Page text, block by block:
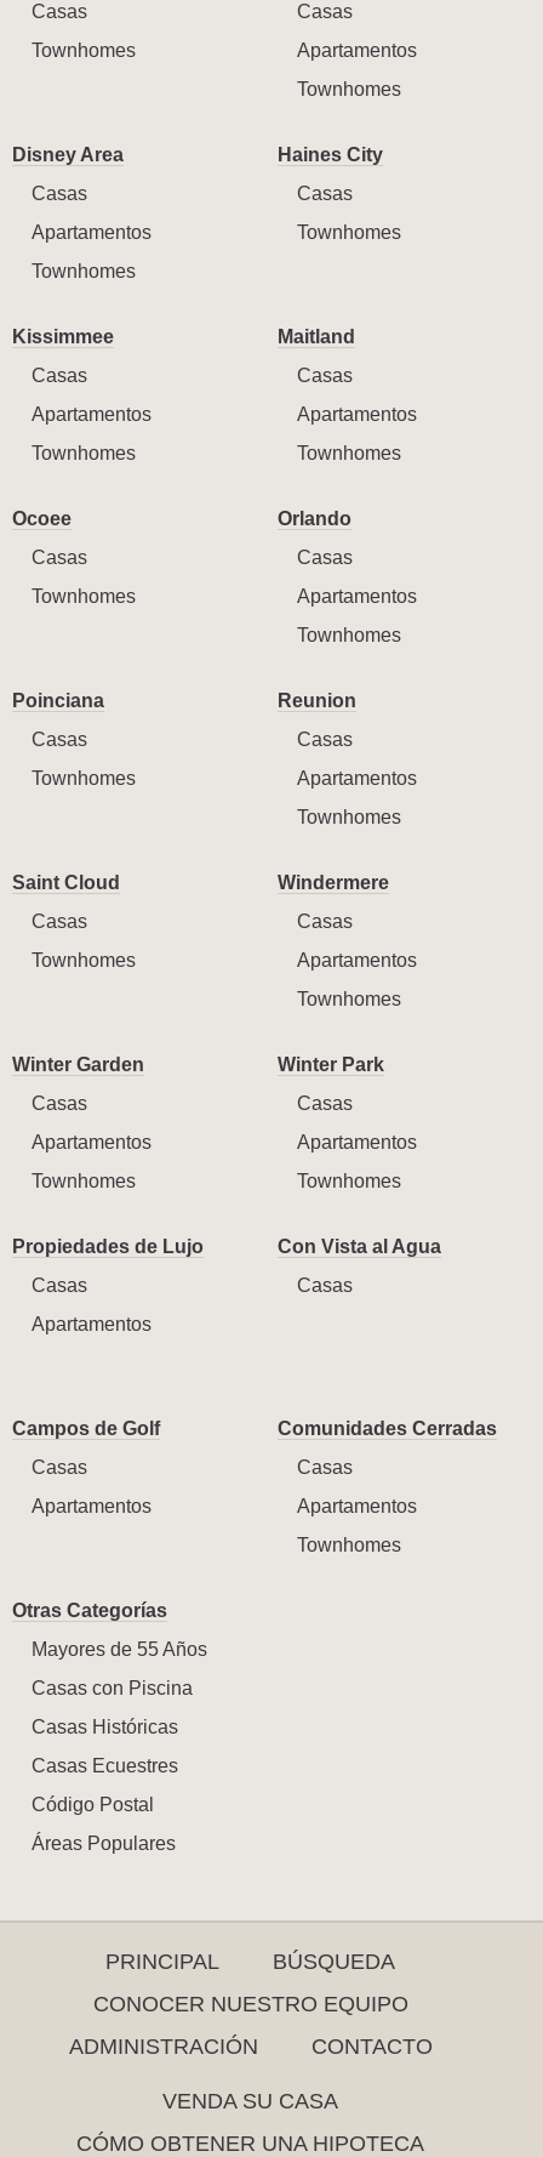
Casas
Townhomes
Casas
Apartamentos
Townhomes
Disney Area
Casas
Apartamentos
Townhomes
Haines City
Casas
Townhomes
Kissimmee
Casas
Apartamentos
Townhomes
Maitland
Casas
Apartamentos
Townhomes
Ocoee
Casas
Townhomes
Orlando
Casas
Apartamentos
Townhomes
Poinciana
Casas
Townhomes
Reunion
Casas
Apartamentos
Townhomes
Saint Cloud
Casas
Townhomes
Windermere
Casas
Apartamentos
Townhomes
Winter Garden
Casas
Apartamentos
Townhomes
Winter Park
Casas
Apartamentos
Townhomes
Propiedades de Lujo
Casas
Apartamentos
Con Vista al Agua
Casas
Campos de Golf
Casas
Apartamentos
Comunidades Cerradas
Casas
Apartamentos
Townhomes
Otras Categorías
Mayores de 55 Años
Casas con Piscina
Casas Históricas
Casas Ecuestres
Código Postal
Áreas Populares
PRINCIPAL
BÚSQUEDA
CONOCER NUESTRO EQUIPO
ADMINISTRACIÓN
CONTACTO
VENDA SU CASA
CÓMO OBTENER UNA HIPOTECA